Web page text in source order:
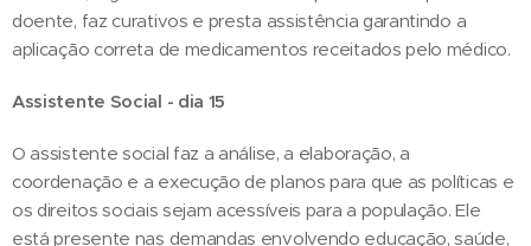
doente, faz curativos e presta assistência garantindo a
aplicação correta de medicamentos receitados pelo médico.
Assistente Social - dia 15
O assistente social faz a análise, a elaboração, a
coordenação e a execução de planos para que as políticas e
os direitos sociais sejam acessíveis para a população. Ele
está presente nas demandas envolvendo educação, saúde,